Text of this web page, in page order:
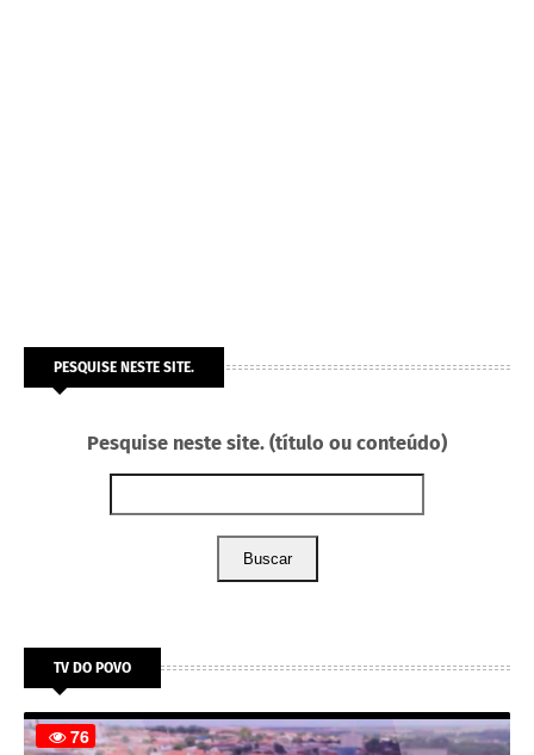
PESQUISE NESTE SITE.
Pesquise neste site. (título ou conteúdo)
Buscar
TV DO POVO